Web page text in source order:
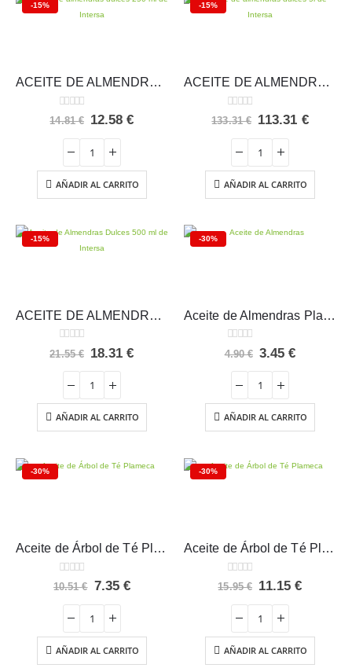
-15%
ACEITE DE ALMENDRAS DULCES 250 ML – Intersa
0 out of 5
14.81€ El
original
era:
14.81 €.
12.58€El
12.58 €.
AÑADIR AL CARRITO
-15%
ACEITE DE ALMENDRAS DULCES 5 L. – Intersa
0 out of 5
133.31€ El
original
era:
133.31 €.
113.31 €El
113.31
AÑADIR AL CARRITO
-15%
ACEITE DE ALMENDRAS DULCES 500 ml – Intersa
out of 5
21.55€ El
era:
21.55 €.
18.31€El
18.31 €.
AÑADIR AL CARRITO
-30%
Aceite de Almendras Plantapol 250 ml
0 out of 5
4.90€ El
era:
4.90 €.
3.45€El
3.45 €.
AÑADIR AL CARRITO
-30%
Aceite de Árbol de Té Plameca 15ml
0out of 5
10.51€ El
original
era:
10.51 €.
7.35 €El
7.35 €.
AÑADIR AL CARRITO
-30%
Aceite de Árbol de Té Plameca 25ml
0 out of 5
15.95€ El
original
era:
15.95 €.
11.15€El
11.15 €.
AÑADIR AL CARRITO